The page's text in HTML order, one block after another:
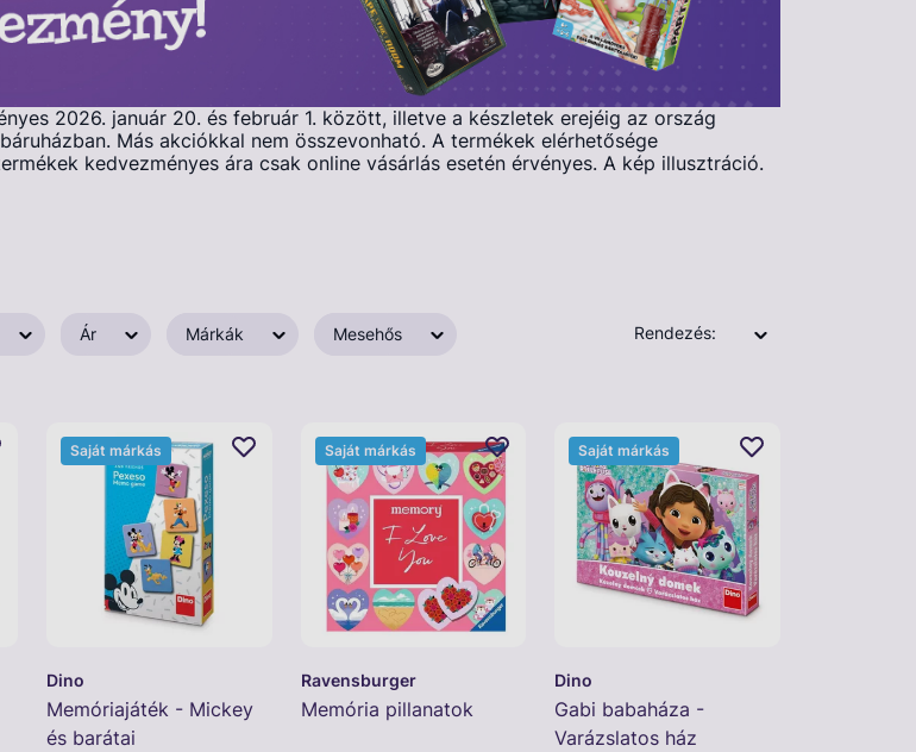
2026. január 20. és február 1. között, illetve a készletek erejéig az ország
Más akciókkal nem összevonható. A termékek elérhetősége
kedvezményes ára csak online vásárlás esetén érvényes. A kép illusztráció.
Ár Márkák Mesehős Rendezés:
Dino
Memóriajáték - Mickey
és barátai
Saját márkás
Ravensburger
Memória pillanatok
Saját márkás
Dino
Gabi babaháza -
Varázslatos ház
Saját márkás